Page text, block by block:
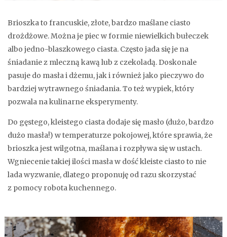
Brioszka to francuskie, złote, bardzo maślane ciasto
drożdżowe. Można je piec w formie niewielkich bułeczek
albo jedno-blaszkowego ciasta. Często jada się je na
śniadanie z mleczną kawą lub z czekoladą. Doskonale
pasuje do masła i dżemu, jak i również jako pieczywo do
bardziej wytrawnego śniadania. To też wypiek, który
pozwala na kulinarne eksperymenty.
Do gęstego, kleistego ciasta dodaje się masło (dużo, bardzo
dużo masła!) w temperaturze pokojowej, które sprawia, że
brioszka jest wilgotna, maślana i rozpływa się w ustach.
Wgniecenie takiej ilości masła w dość kleiste ciasto to nie
lada wyzwanie, dlatego proponuję od razu skorzystać
z pomocy robota kuchennego.